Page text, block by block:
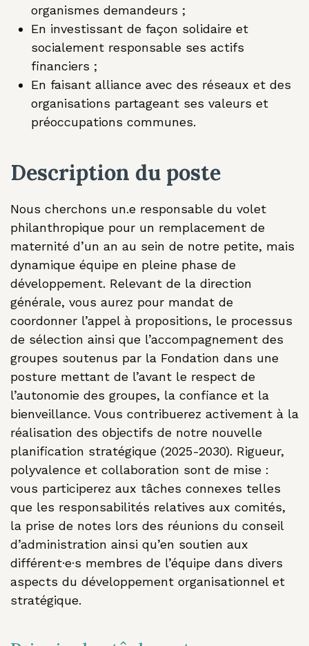
organismes demandeurs ;
En investissant de façon solidaire et
socialement responsable ses actifs
financiers ;
En faisant alliance avec des réseaux et des
organisations partageant ses valeurs et
préoccupations communes.
Description du poste
Nous cherchons un.e responsable du volet
philanthropique pour un remplacement de
maternité d’un an au sein de notre petite, mais
dynamique équipe en pleine phase de
développement. Relevant de la direction
générale, vous aurez pour mandat de
coordonner l’appel à propositions, le processus
de sélection ainsi que l’accompagnement des
groupes soutenus par la Fondation dans une
posture mettant de l’avant le respect de
l’autonomie des groupes, la confiance et la
bienveillance. Vous contribuerez activement à la
réalisation des objectifs de notre nouvelle
planification stratégique (2025-2030). Rigueur,
polyvalence et collaboration sont de mise :
vous participerez aux tâches connexes telles
que les responsabilités relatives aux comités,
la prise de notes lors des réunions du conseil
d’administration ainsi qu’en soutien aux
différent·e·s membres de l’équipe dans divers
aspects du développement organisationnel et
stratégique.